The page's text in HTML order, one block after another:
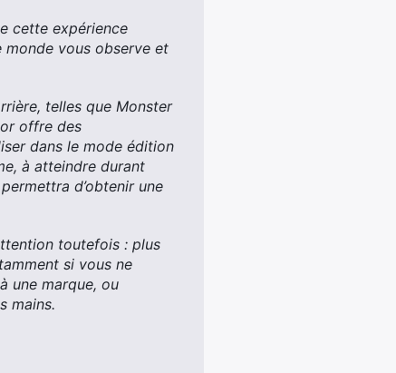
cette expérience
monde vous observe et
telles que Monster
offre des
dans le mode édition
à atteindre durant
d’obtenir une
toutefois : plus
si vous ne
une marque, ou
mains.